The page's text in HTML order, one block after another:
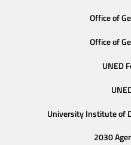
Office of
Office of
UNED
University Institute of
2030